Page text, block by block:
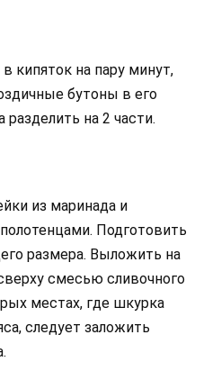
кипяток на пару минут,
бутоны в его
разделить на 2 части.
из маринада и
Подготовить
размера. Выложить на
смесью сливочного
местах, где шкурка
следует заложить